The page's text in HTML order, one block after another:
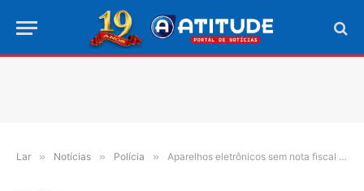
Lar » Notícias » Polícia » Aparelhos eletrônicos sem nota fiscal são apreendidos em Gurupi